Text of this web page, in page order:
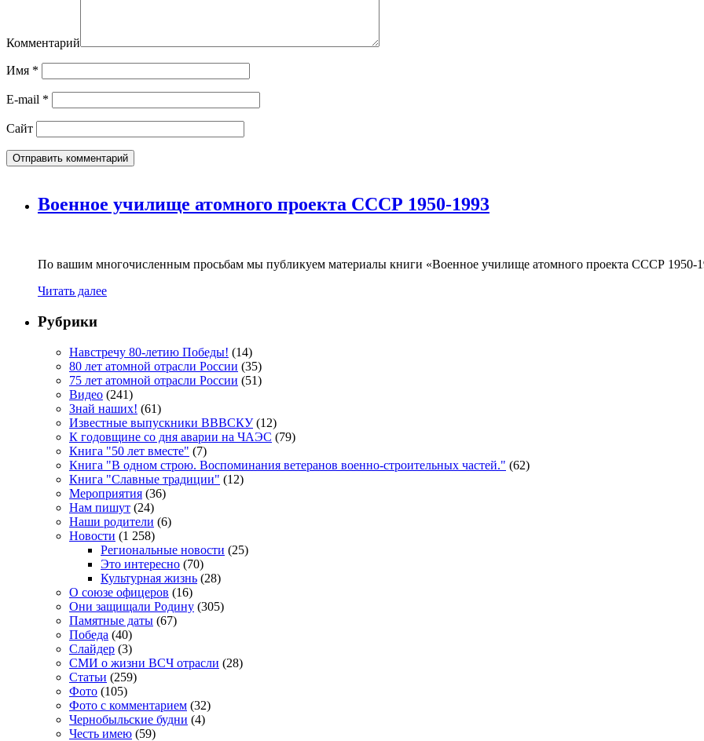
Комментарий
Имя *
E-mail *
Сайт
Военное училище атомного проекта СССР 1950-1993
По вашим многочисленным просьбам мы публикуем материалы книги «Военное училище атомного проекта СССР 1950-
Читать далее
Рубрики
Навстречу 80-летию Победы! (14)
80 лет атомной отрасли России (35)
75 лет атомной отрасли России (51)
Видео (241)
Знай наших! (61)
Известные выпускники ВВВСКУ(12)
К годовщине со дня аварии на ЧАЭС (79)
Книга "50 лет вместе" (7)
Книга "В одном строю. Воспоминания ветеранов военно-строительных частей." (62)
Книга "Славные традиции" (12)
Мероприятия (36)
Нам пишут (24)
Наши родители (6)
Новости (1 258)
Региональные новости (25)
Это интересно (70)
Культурная жизнь (28)
О союзе офицеров (16)
Они защищали Родину (305)
Памятные даты (67)
Победа (40)
Слайдер (3)
СМИ о жизни ВСЧ отрасли (28)
Статьи (259)
Фото (105)
Фото с комментарием (32)
Чернобыльские будни (4)
Честь имею (59)